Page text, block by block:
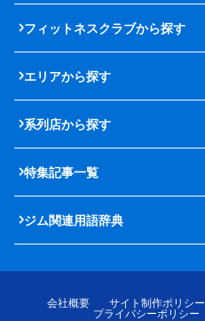
フィットネスクラブから探す
エリアから探す
系列店から探す
特集記事一覧
ジム関連用語辞典
会社概要 サイト制作ポリシー
プライバシーポリシー